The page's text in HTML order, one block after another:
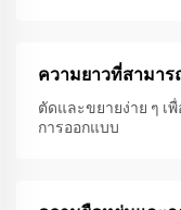
ความยาวที่สามาร
ตัดและขยายง่าย ๆ เ
การออกแบบ